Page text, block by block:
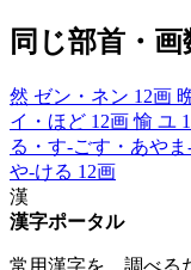
同じ部首・
然 ゼン・ネン 12画
イ・ほど 12画愉 ユ
る・す-ごす・あや
や-ける 12画
漢
漢字ポータル
常用漢字を、調べる